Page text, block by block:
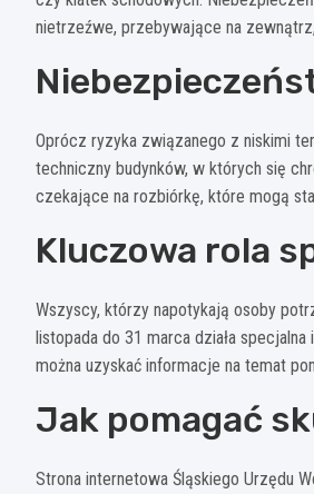
nietrzeźwe, przebywające na
Oprócz ryzyka związanego z niskimi
techniczny budynków, w których się
czekające na rozbiórkę, które mogą
Kluczowa rola
Wszyscy, którzy napotykają osoby
listopada do 31 marca działa
można uzyskać informacje na temat
Jak pomagać
Strona internetowa Śląskiego Urzędu